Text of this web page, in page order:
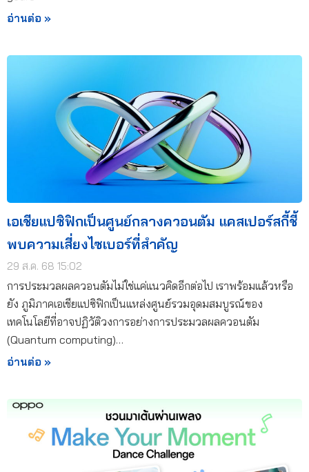
อ่านต่อ »
เอเชียแปซิฟิกเป็นศูนย์กลางควอนตัม แคสเปอร์สกี้ชี้
พบความเสี่ยงไซเบอร์ที่สำคัญ
29 ส.ค. 68 15:02
การประมวลผลควอนตัมไม่ใช่แค่แนวคิดอีกต่อไป เราพร้อมแล้วหรือ
ยัง ภูมิภาคเอเชียแปซิฟิกเป็นแหล่งศูนย์รวมอุดมสมบูรณ์ของ
เทคโนโลยีที่อาจปฏิวัติวงการอย่างการประมวลผลควอนตัม
(Quantum computing)…
อ่านต่อ »